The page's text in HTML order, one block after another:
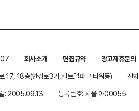
회사소개 편집규약
광고제휴문의
17, 18층(한강로3가,센트럴파크 타워동)
전
: 2005.09.13 등록번호: 서울 아00055